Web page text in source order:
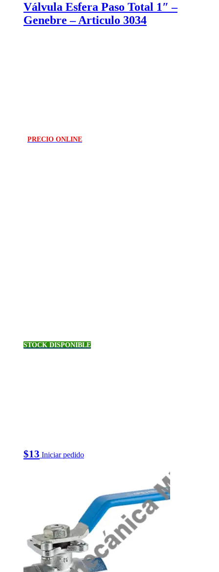
Válvula Esfera Paso Total 1″ –
Genebre – Articulo 3034
PRECIO ONLINE
STOCK DISPONIBLE
$13 Iniciar pedido